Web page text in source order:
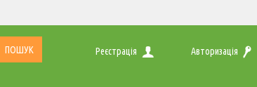
Реєстрація Авторизація